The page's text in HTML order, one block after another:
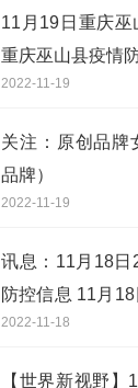
11月19日重庆
重庆巫山县疫情
2022-11-19
关注：原创品牌
品牌）
2022-11-19
讯息：11月18日
防控信息 11月
多少阳性
2022-11-18
【世界新视野